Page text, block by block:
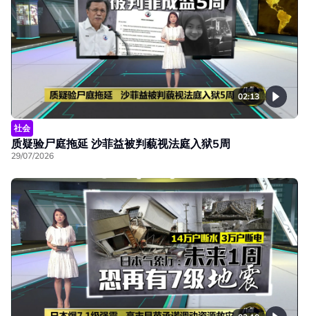
02:13
社会
质疑验尸庭拖延 沙菲益被判藐视法庭入狱5周
29/07/2026